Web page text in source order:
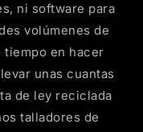
ni software para
volúmenes de
tiempo en hacer
unas cuantas
de ley reciclada
talladores de